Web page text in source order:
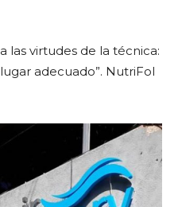
las virtudes de la técnica:
adecuado”. NutriFol